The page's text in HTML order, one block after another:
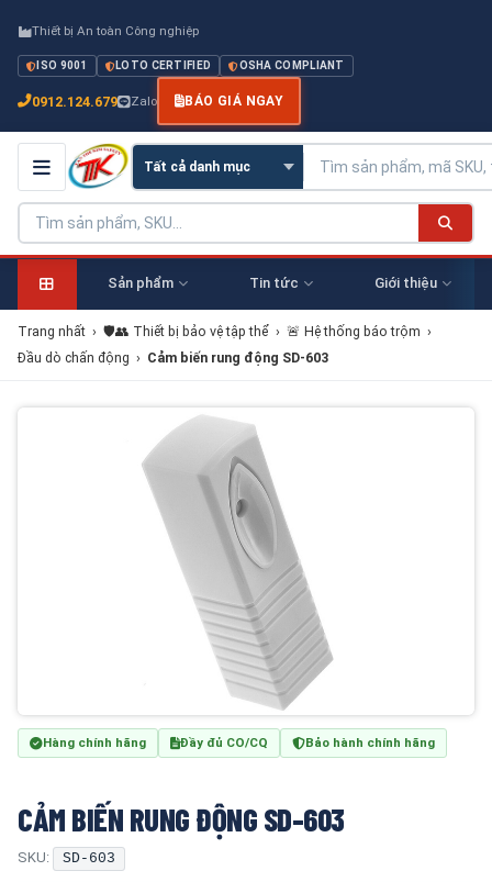
Thiết bị An toàn Công nghiệp
ISO 9001 LOTO CERTIFIED OSHA COMPLIANT
0912.124.679 Zalo BÁO GIÁ NGAY
Sản phẩm Tin tức Giới thiệu
Trang nhất › 🛡️👥 Thiết bị bảo vệ tập thể › 🚨 Hệ thống báo trộm ›
Đầu dò chấn động › Cảm biến rung động SD-603
Hàng chính hãng Đầy đủ CO/CQ Bảo hành chính hãng
CẢM BIẾN RUNG ĐỘNG SD-603
SKU: SD-603